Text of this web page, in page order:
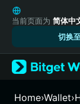
English
日本語
Русский
Español
Türkçe
Italiano
当前页面为 简体中
切换
Home›Wallet›